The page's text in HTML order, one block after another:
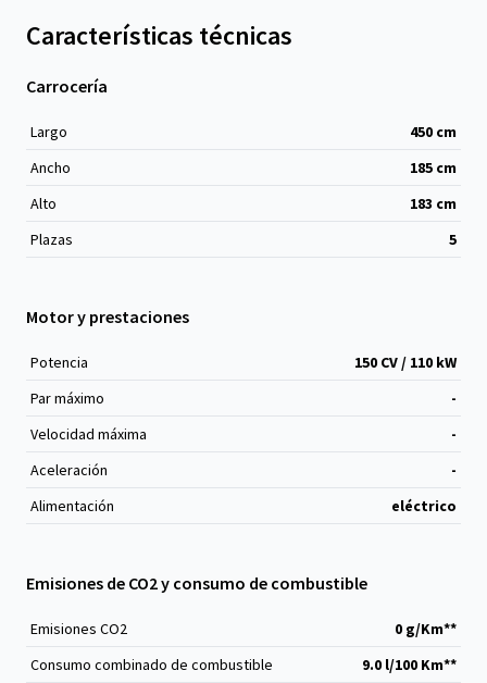
Características técnicas
Carrocería
Largo 450 cm
Ancho
185 cm
Alto
183 cm
Plazas
5
Motor y prestaciones
Potencia
150 CV / 110 kW
Par máximo
-
Velocidad máxima
-
Aceleración
-
Alimentación
eléctrico
Emisiones de CO2 y consumo de combustible
Emisiones CO2
0 g/Km**
Consumo combinado de combustible
9.0 l/100 Km**